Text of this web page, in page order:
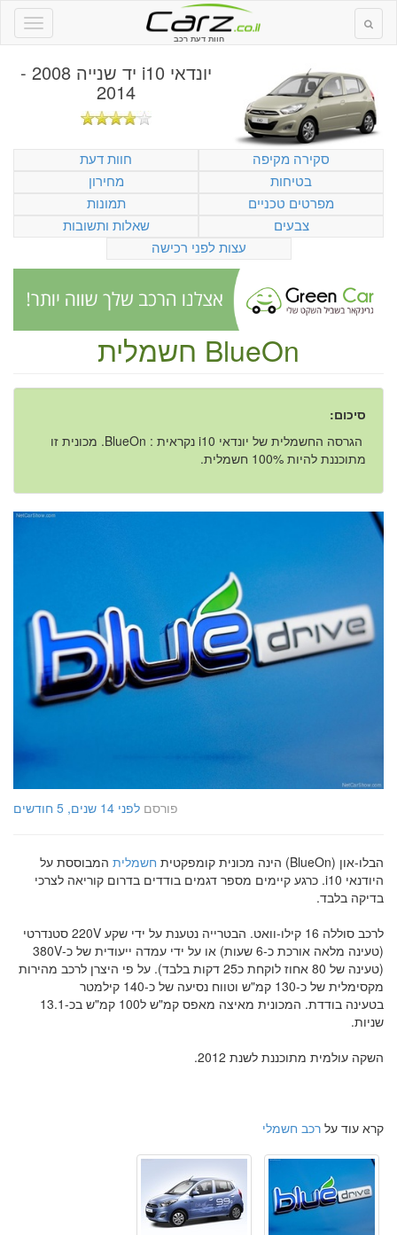
חוות דעת רכב
יונדאי i10 יד שנייה 2008 -
2014
סקירה מקיפה
חוות דעת
בטיחות
מחירון
מפרטים טכניים
תמונות
צבעים
שאלות ותשובות
עצות לפני רכישה
BlueOn חשמלית
סיכום:
הגרסה החשמלית של יונדאי i10 נקראית : BlueOn. מכונית זו
מתוכננת להיות 100% חשמלית.
פורסם לפני 14 שנים, 5 חודשים
הבלו-און (BlueOn) הינה מכונית קומפקטית חשמלית המבוססת על
היודנאי i10. כרגע קיימים מספר דגמים בודדים בדרום קוריאה לצרכי
בדיקה בלבד.
לרכב סוללה 16 קילו-וואט. הבטרייה נטענת על ידי שקע 220V סטנדרטי
(טעינה מלאה אורכת כ-6 שעות) או על ידי עמדה ייעודית של כ-380V
(טעינה של 80 אחוז לוקחת כ25 דקות בלבד). על פי היצרן לרכב מהירות
מקסימלית של כ-130 קמ"ש וטווח נסיעה של כ-140 קילמטר
בטעינה בודדת. המכונית מאיצה מאפס קמ"ש ל100 קמ"ש בכ-13.1
שניות.
השקה עולמית מתוכננת לשנת 2012.
קרא עוד על רכב חשמלי